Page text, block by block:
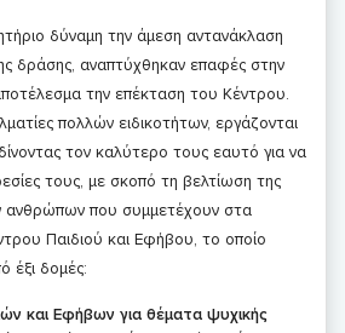
δύναμη την άμεση αντανάκλαση
δράσης, αναπτύχθηκαν επαφές στην
την επέκταση του Κέντρου.
πολλών ειδικοτήτων, εργάζονται
τον καλύτερο τους εαυτό για να
τους, με σκοπό τη βελτίωση της
ανθρώπων που συμμετέχουν στα
Παιδιού και Εφήβου, το οποίο
έξι δομές:
και Εφήβων για θέματα ψυχικής